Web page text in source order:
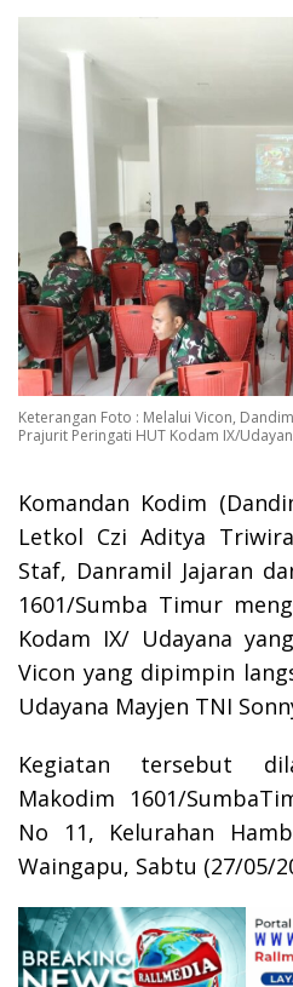
Keterangan Foto : Melalui Vicon,
Prajurit Peringati HUT Kodam IX/
Komandan Kodim
Letkol Czi Aditya
Staf, Danramil Jajaran
1601/Sumba Timur
Kodam IX/ Udayana
Vicon yang dipimpin
Udayana Mayjen TNI
Kegiatan tersebut
Makodim 1601/
No 11, Kelurahan
Waingapu, Sabtu (27/05/